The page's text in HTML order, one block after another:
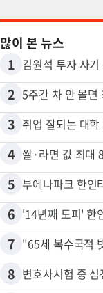
많이 본 뉴스
1 김원석 투자 사
2 5주간 차 안 몰
3 취업 잘되는 대
4
5
6
7
8